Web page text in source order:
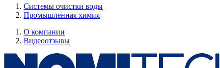
Системы очистки воды
Промышленная химия
О компании
Видеоотзывы